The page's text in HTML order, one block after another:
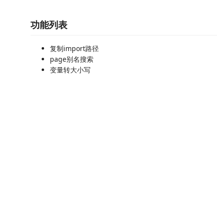
功能列表
复制import路径
page别名搜索
变量转大小写